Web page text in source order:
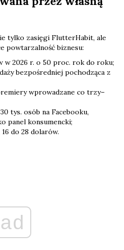
tylko zasięgi FlutterHabit, ale
powtarzalność biznesu:
w 2026 r. o 50 proc. rok do roku;
bezpośredniej pochodząca z
wprowadzane co trzy–
tys. osób na Facebooku,
panel konsumencki;
do 28 dolarów.
ad